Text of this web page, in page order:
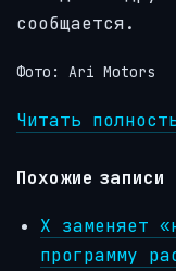
сообщается.
Фото: Ari Motors
Читать
Похожие записи
X заменяет
программу